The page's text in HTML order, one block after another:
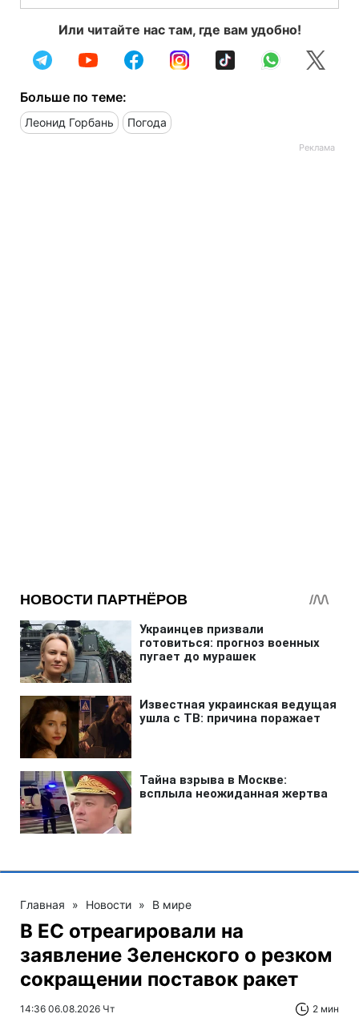
Или читайте нас там, где вам удобно!
Больше по теме:
Леонид Горбань Погода
Главная » Новости » В мире
В ЕС отреагировали на
заявление Зеленского о резком
сокращении поставок ракет
14:36 06.08.2026 Чт 2 мин